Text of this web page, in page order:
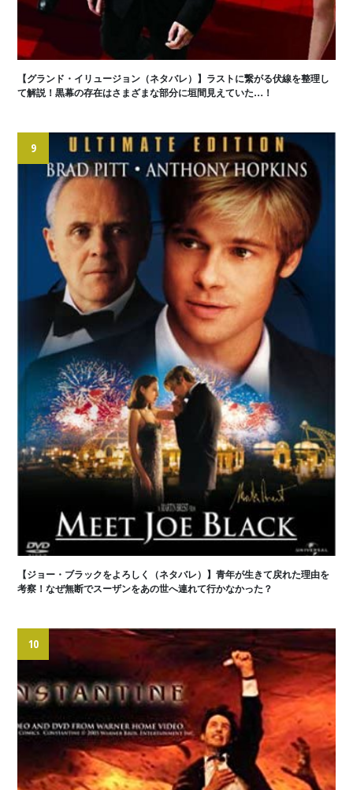
【グランド・イリュージョン（ネタバレ）】ラストに繋がる伏線を整理し
て解説！黒幕の存在はさまざまな部分に垣間見えていた…！
9
【ジョー・ブラックをよろしく（ネタバレ）】青年が生きて戻れた理由を
考察！なぜ無断でスーザンをあの世へ連れて行かなかった？
10